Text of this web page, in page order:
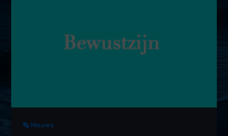
🗞️ Nieuws